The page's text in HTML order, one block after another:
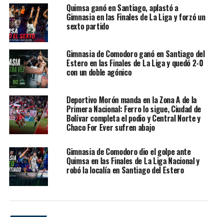
autoridad, defensa, eficacia colectiva y una diferencia
final aplastante de34 puntos.
La noche tuvo varios protagonistas.
el goleador del local con15 puntos, acompañado por
Anyelo Cisneros, que sumó 14 unidades y 7 rebotes,
Marcos Chacón , con13 puntos,Martiniano Dato
12,Emiliano Toretta
Carrasco, con 11 puntos desde la rotación. Del lado de
Ferro, el máximo anotador fueAlejandro Diez, con 12
puntos.
Una clasificación con peso
histórico para Gimnasia
El triunfo no fue uno más. Gimnasia no solo ganó un
Quimsa ganó en Santiago, aplastó a
Gimnasia en las Finales de La Liga y forzó un
sexto partido
Gimnasia de Comodoro ganó en Santiago del
Estero en las Finales de La Liga y quedó 2-0
con un doble agónico
Deportivo Morón manda en la Zona A de la
Primera Nacional: Ferro lo sigue, Ciudad de
Bolívar completa el podio y Central Norte y
Chaco For Ever sufren abajo
Gimnasia de Comodoro dio el golpe ante
Quimsa en las Finales de La Liga Nacional y
robó la localía en Santiago del Estero